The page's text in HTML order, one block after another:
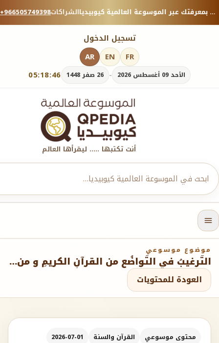
+966505749398الشراكات منصة معرفية موثوقة — شارك بمعرفتك عبر الموسوعة العالمية كيوبيديا.
تسجيل الدخول
05:18:47 الأحد 09 أغسطس 2026 - 26 صفر 1448
AR EN FR
أنت تكتبها ..... ليقرأها العالم
موضوع موسوعي
التَّرغيبُ في التَّواضُعِ من القرآنِ الكريمِ و من السُّنَّةِ النَّبَويَّةِ
العودة للمحتويات
محتوى موسوعي القرآن والسنة
2026-07-01